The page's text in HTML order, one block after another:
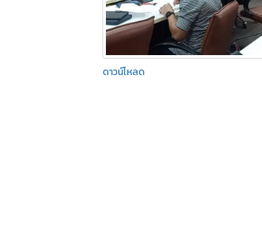
ดาวน์โหลด